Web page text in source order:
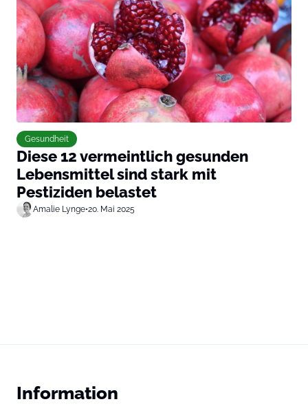
Gesundheit
Diese 12 vermeintlich gesunden
Lebensmittel sind stark mit
Pestiziden belastet
Amalie Lynge•20. Mai 2025
Information